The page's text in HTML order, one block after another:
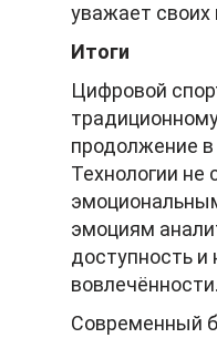
уважает своих
Итоги
Цифровой
продолжение
Технологии не
эмоциям
доступность
вовлечённости.
Современный